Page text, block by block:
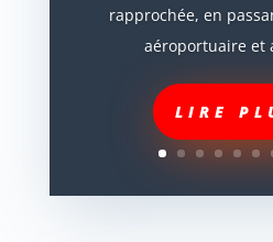
rapprochée, en
aéroportuaire et
LIRE